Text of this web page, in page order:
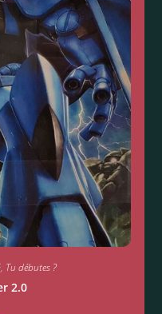
, Tu débutes ?
2.0